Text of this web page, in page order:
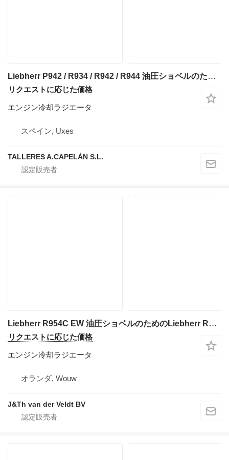
Liebherr P942 / R934 / R942 / R944 油圧ショベルのためのLiebherr R942 LITRONIC/ P942 / R934 / R942 / R944 (RADIADOR) エンジン冷却ラジエータ
リクエストに応じた価格
エンジン冷却ラジエータ
スペイン, Uxes
TALLERES A.CAPELÁN S.L.
Liebherr R954C EW 油圧ショベルのためのLiebherr R954C EW エンジン冷却ラジエータ
リクエストに応じた価格
エンジン冷却ラジエータ
オランダ, Wouw
J&Th van der Veldt BV